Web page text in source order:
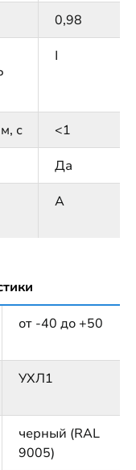
0,98
I
с
<1
Да
А
от -40 до +50
УХЛ1
черный (RAL
9005)